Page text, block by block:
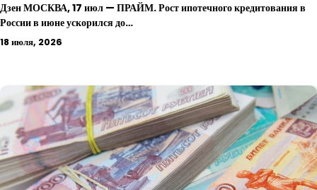
Дзен МОСКВА, 17 июл — ПРАЙМ. Рост ипотечного кредитования в
России в июне ускорился до…
18 июля, 2026